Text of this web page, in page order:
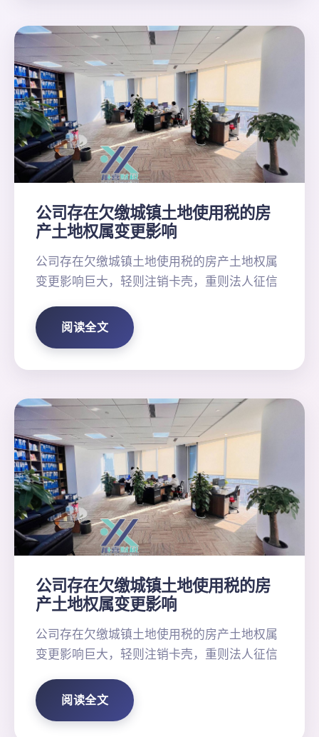
公司存在欠缴城镇土地使用税的房
产土地权属变更影响
公司存在欠缴城镇土地使用税的房产土地权属
变更影响巨大，轻则注销卡壳，重则法人征信
阅读全文
公司存在欠缴城镇土地使用税的房
产土地权属变更影响
公司存在欠缴城镇土地使用税的房产土地权属
变更影响巨大，轻则注销卡壳，重则法人征信
阅读全文